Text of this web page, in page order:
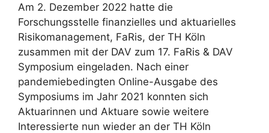
Am 2. Dezember 2022 hatte die
Forschungsstelle finanzielles und aktuarielles
Risikomanagement, FaRis, der TH Köln
zusammen mit der DAV zum 17. FaRis & DAV
Symposium eingeladen. Nach einer
pandemiebedingten Online-Ausgabe des
Symposiums im Jahr 2021 konnten sich
Aktuarinnen und Aktuare sowie weitere
Interessierte nun wieder an der TH Köln